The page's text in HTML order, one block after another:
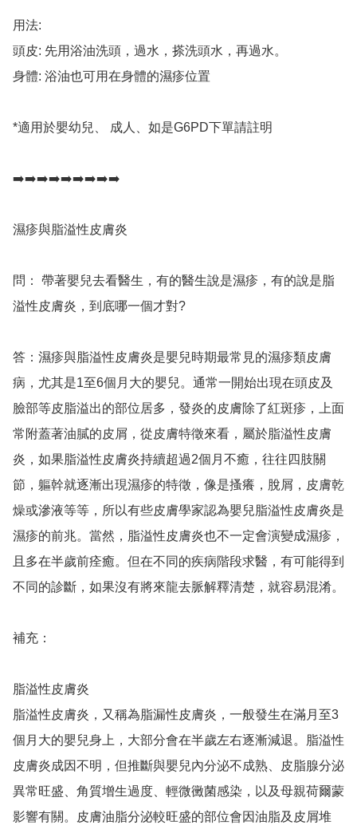
用法:
頭皮: 先用浴油洗頭，過水，搽洗頭水，再過水。
身體: 浴油也可用在身體的濕疹位置
*適用於嬰幼兒、 成人、如是G6PD下單請註明
➡️➡️➡️➡️➡️➡️➡️➡️➡️
濕疹與脂溢性皮膚炎
問： 帶著嬰兒去看醫生，有的醫生說是濕疹，有的說是脂
溢性皮膚炎，到底哪一個才對?
答：濕疹與脂溢性皮膚炎是嬰兒時期最常見的濕疹類皮膚
病，尤其是1至6個月大的嬰兒。通常一開始出現在頭皮及
臉部等皮脂溢出的部位居多，發炎的皮膚除了紅斑疹，上面
常附蓋著油膩的皮屑，從皮膚特徵來看，屬於脂溢性皮膚
炎，如果脂溢性皮膚炎持續超過2個月不癒，往往四肢關
節，軀幹就逐漸出現濕疹的特徵，像是搔癢，脫屑，皮膚乾
燥或滲液等等，所以有些皮膚學家認為嬰兒脂溢性皮膚炎是
濕疹的前兆。當然，脂溢性皮膚炎也不一定會演變成濕疹，
且多在半歲前痊癒。但在不同的疾病階段求醫，有可能得到
不同的診斷，如果沒有將來龍去脈解釋清楚，就容易混淆。
補充：
脂溢性皮膚炎
脂溢性皮膚炎，又稱為脂漏性皮膚炎，一般發生在滿月至3
個月大的嬰兒身上，大部分會在半歲左右逐漸減退。脂溢性
皮膚炎成因不明，但推斷與嬰兒內分泌不成熟、皮脂腺分泌
異常旺盛、角質增生過度、輕微黴菌感染，以及母親荷爾蒙
影響有關。皮膚油脂分泌較旺盛的部位會因油脂及皮屑堆